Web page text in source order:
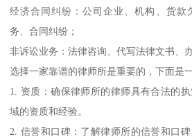
经济合同纠纷：公司企业、机构、货款
务、合同纠纷；
非诉讼业务：法律咨询、代写法律文书、
选择一家靠谱的律师所是重要的，下面是
1. 资质：确保律师所的律师具有合法的
域的资质和经验。
2. 信誉和口碑：了解律师所的信誉和口